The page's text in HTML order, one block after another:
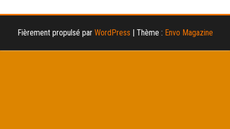
Fièrement propulsé par WordPress | Thème : Envo Magazine